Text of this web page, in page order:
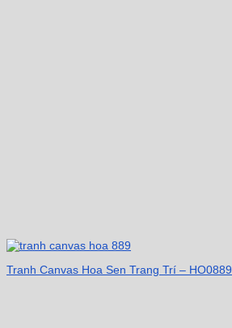
Tranh Canvas Hoa Sen Trang Trí – HO0889